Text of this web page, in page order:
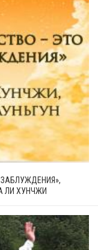
ЛИ ХУНЧЖИ